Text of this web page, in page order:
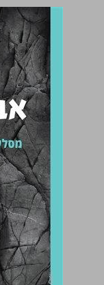
אבן השתייה: מסלע בתלמודים ובמדרשי חז"ל ... 0